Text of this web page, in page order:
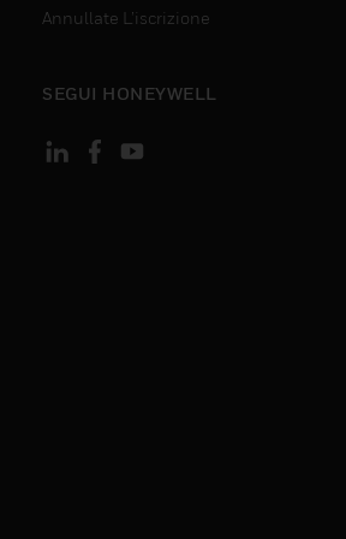
Annullate L’iscrizione
SEGUI HONEYWELL